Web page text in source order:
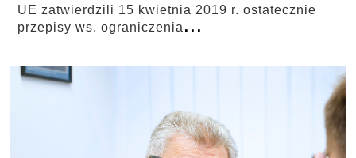
UE zatwierdzili 15 kwietnia 2019 r. ostatecznie
przepisy ws. ograniczenia...